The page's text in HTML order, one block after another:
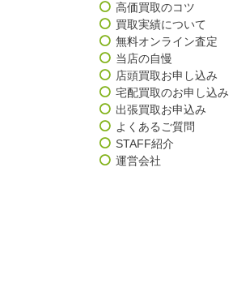
高価買取のコツ
買取実績について
無料オンライン査定
当店の自慢
店頭買取お申し込み
宅配買取のお申し込み
出張買取お申込み
よくあるご質問
STAFF紹介
運営会社